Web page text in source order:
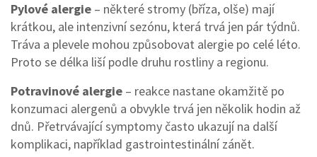
Pylové alergie – některé stromy (bříza, olše) mají
krátkou, ale intenzivní sezónu, která trvá jen pár týdnů.
Tráva a plevele mohou způsobovat alergie po celé léto.
Proto se délka liší podle druhu rostliny a regionu.
Potravinové alergie – reakce nastane okamžitě po
konzumaci alergenů a obvykle trvá jen několik hodin až
dnů. Přetrvávající symptomy často ukazují na další
komplikaci, například gastrointestinální zánět.